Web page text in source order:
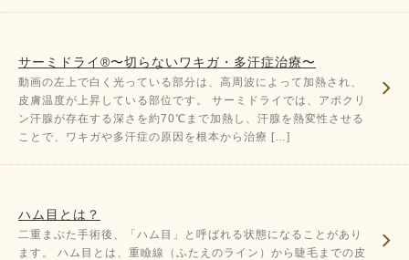
サーミドライ®〜切らないワキガ・多汗症治療〜
動画の左上で白く光っている部分は、高周波によって加熱され、
皮膚温度が上昇している部位です。 サーミドライでは、アポクリ
ン汗腺が存在する深さを約70℃まで加熱し、汗腺を熱変性させる
ことで、ワキガや多汗症の原因を根本から治療 […]
ハム目とは？
二重まぶた手術後、「ハム目」と呼ばれる状態になることがあり
ます。 ハム目とは、重瞼線（ふたえのライン）から睫毛までの皮